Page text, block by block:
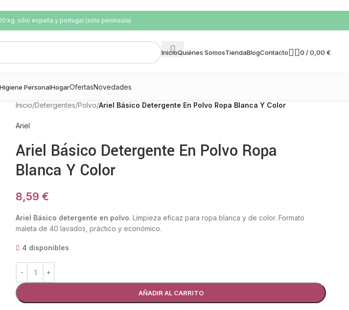
kg. sólo españa y portugal (sólo península)
InicioQuiénes SomosTiendaBlogContacto 0 /0,00 €
Higiene PersonalHogarOfertasNovedades
Inicio/Detergentes/Polvo/Ariel Básico Detergente En Polvo Ropa Blanca Y Color
Ariel
Ariel Básico Detergente En Polvo Ropa
Blanca Y Color
8,59 €
Ariel Básico detergente en polvo. Limpieza eficaz para ropa blanca y de color. Formato
maleta de 40 lavados, práctico y económico.
4 disponibles
AÑADIR AL CARRITO